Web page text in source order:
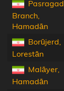
Pasragad
Branch,
Hamadān
Borūjerd,
Lorestān
Malāyer,
Hamadān